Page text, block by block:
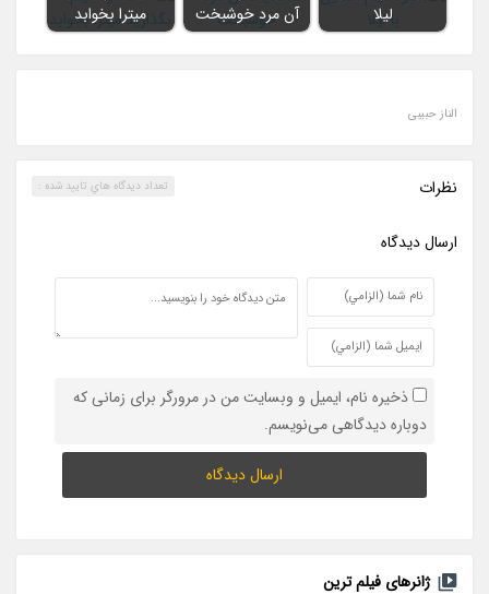
لیلا
آن مرد خوشبخت
میترا بخوابد
الناز حبیبی
نظرات تعداد ديدگاه هاي تاييد شده :
ارسال ديدگاه
ذخیره نام، ایمیل و وبسایت من در مرورگر برای زمانی که
دوباره دیدگاهی می‌نویسم.
ژانرهای فیلم ترین